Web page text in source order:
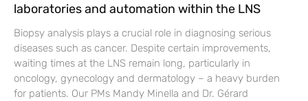
laboratories and automation within the LNS
Biopsy analysis plays a crucial role in diagnosing serious
diseases such as cancer. Despite certain improvements,
waiting times at the LNS remain long, particularly in
oncology, gynecology and dermatology – a heavy burden
for patients. Our PMs Mandy Minella and Dr. Gérard